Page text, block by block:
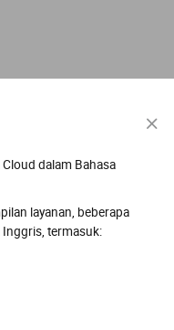
dalam Bahasa
layanan, beberapa
Inggris, termasuk: